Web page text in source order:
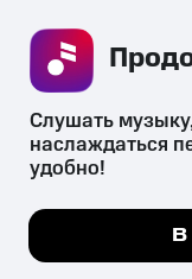
психотропных
их незаконный
законодательством
Мы используем
Слушать
наслаждаться
удобно!